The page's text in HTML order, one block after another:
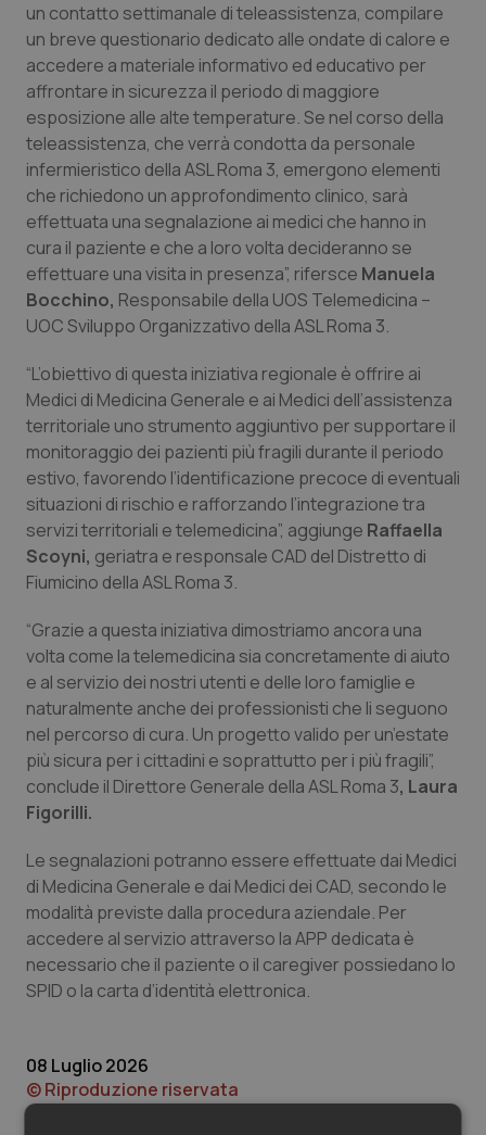
Lombardia
Marche
Molise
Piemonte
Provincia Autonoma di Bolzano
Provincia Autonoma di Trento
Puglia
Sardegna
Sicilia
Toscana
Umbria
Valle D’Aosta
Veneto
Dolore
Donna & Salute
Epatiti
HIV
Infezioni & Febbre
Ipertensione & Scompenso
Malattie rare
Malattia di Crohn & Rettocolite Ulcerosa
Neuroscienze & patologie neurodegenerative
Obesità
Oftalmologia
Oncodermatologia
Oncoematologia
Oncologia & Nutrizione
Psoriasi & pelle
Quotidiano Cardiologia
Quotidiano Chirurgia
Quotidiano Oncologia
Rene & patologie urogenitali
un contatto settimanale di teleassistenza, compilare
un breve questionario dedicato alle ondate di calore e
accedere a materiale informativo ed educativo per
affrontare in sicurezza il periodo di maggiore
esposizione alle alte temperature. Se nel corso della
teleassistenza, che verrà condotta da personale
infermieristico della ASL Roma 3, emergono elementi
che richiedono un approfondimento clinico, sarà
effettuata una segnalazione ai medici che hanno in
cura il paziente e che a loro volta decideranno se
effettuare una visita in presenza”, rifersce Manuela
Bocchino, Responsabile della UOS Telemedicina –
UOC Sviluppo Organizzativo della ASL Roma 3.
“L’obiettivo di questa iniziativa regionale è offrire ai
Medici di Medicina Generale e ai Medici dell’assistenza
territoriale uno strumento aggiuntivo per supportare il
monitoraggio dei pazienti più fragili durante il periodo
estivo, favorendo l’identificazione precoce di eventuali
situazioni di rischio e rafforzando l’integrazione tra
servizi territoriali e telemedicina”, aggiunge Raffaella
Scoyni, geriatra e responsale CAD del Distretto di
Fiumicino della ASL Roma 3.
“Grazie a questa iniziativa dimostriamo ancora una
volta come la telemedicina sia concretamente di aiuto
e al servizio dei nostri utenti e delle loro famiglie e
naturalmente anche dei professionisti che li seguono
nel percorso di cura. Un progetto valido per un’estate
più sicura per i cittadini e soprattutto per i più fragili”,
conclude il Direttore Generale della ASL Roma 3, Laura
Figorilli.
Le segnalazioni potranno essere effettuate dai Medici
di Medicina Generale e dai Medici dei CAD, secondo le
modalità previste dalla procedura aziendale. Per
accedere al servizio attraverso la APP dedicata è
necessario che il paziente o il caregiver possiedano lo
SPID o la carta d’identità elettronica.
08 Luglio 2026
© Riproduzione riservata